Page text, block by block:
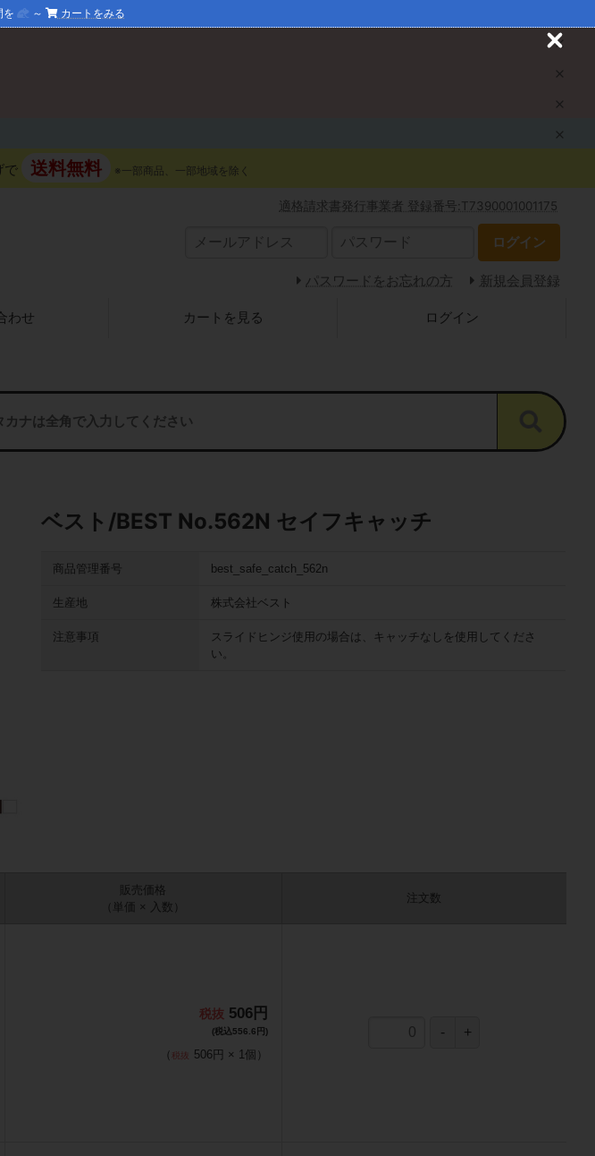
を ～ カートをみる
で 送料無料 ※一部商品、一部地域を除く
適格請求書発行事業者 登録番号:T7390001001175
ログイン
パスワードをお忘れの方 新規会員登録
わせ カートを見る ログイン
ベスト/BEST No.562N セイフキャッチ
商品管理番号 best_safe_catch_562n
生産地 株式会社ベスト
注意事項
スライドヒンジ使用の場合は、キャッチなしを使用してくださ
い。
販売価格
（単価 × 入数）
注文数
506円
(税込556.6円)
（ 506円 × 1個 ）
C
o
e